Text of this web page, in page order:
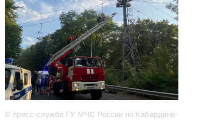
Управление
Красота и здоровье
Энергетика
Недвижимость
Мнение
© пресс-служба ГУ МЧС России по Кабардино-